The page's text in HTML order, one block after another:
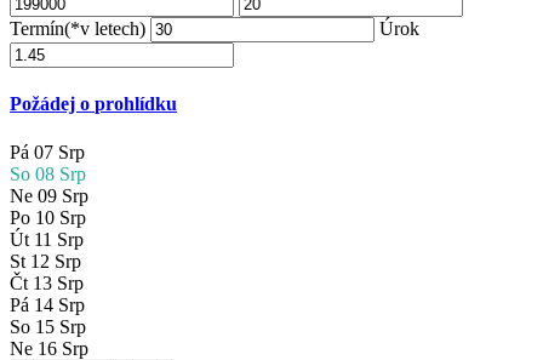
Termín(*v letech) Úrok
Požádej o prohlídku
Pá 07 Srp
So 08 Srp
Ne 09 Srp
Po 10 Srp
Út 11 Srp
St 12 Srp
Čt 13 Srp
Pá 14 Srp
So 15 Srp
Ne 16 Srp